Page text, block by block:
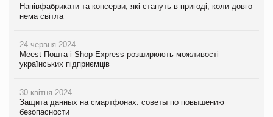
Напівфабрикати та консерви, які стануть в пригоді, коли довго
нема світла
24 червня 2024
Meest Пошта і Shop-Express розширюють можливості
українських підприємців
30 квітня 2024
Защита данных на смартфонах: советы по повышению
безопасности